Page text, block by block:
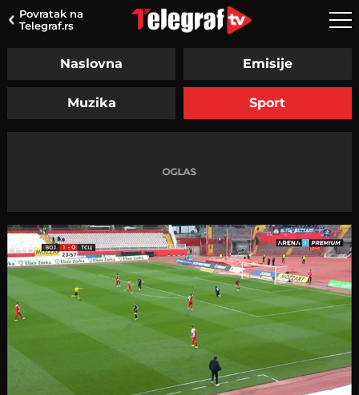
Povratak na
Telegraf.rs
Naslovna Emisije
Muzika Sport